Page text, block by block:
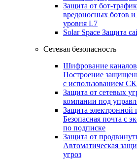
Защита от
вредоносных ботов
уровня L7
Solar Space Защита
Сетевая безопасность
Шифрование
Построение
с использованием
Защита от сетевых
компании под
Защита электронной
Безопасная почта с
по подписке
Защита от
Автоматическая
угроз